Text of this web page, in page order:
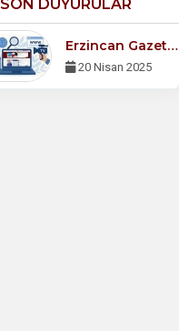
SON DUYURULAR
Erzincan Gazeteciler Cemiyeti Derneği Web Sitemiz Yayında!
20 Nisan 2025